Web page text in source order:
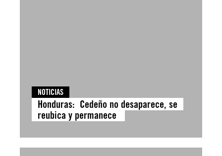
NOTICIAS
Honduras: Cedeño no desaparece, se
reubica y permanece